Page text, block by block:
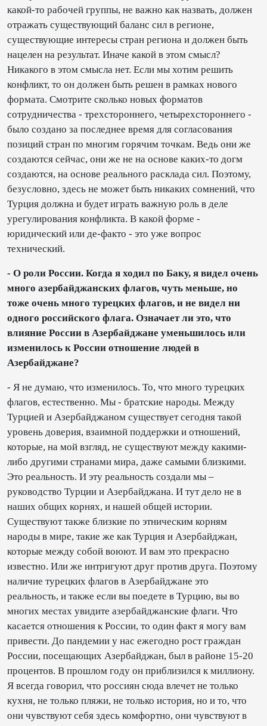
какой-то рабочей группы, не важно как назвать, должен
отражать существующий баланс сил в регионе,
существующие интересы стран региона и должен быть
нацелен на результат. Иначе какой в этом смысл?
Никакого в этом смысла нет. Если мы хотим решить
конфликт, то он должен быть решен в рамках нового
формата. Смотрите сколько новых форматов
сотрудничества - трехстороннего, четырехстороннего -
было создано за последнее время для согласования
позиций стран по многим горячим точкам. Ведь они же
создаются сейчас, они же не на основе каких-то догм
создаются, на основе реального расклада сил. Поэтому,
безусловно, здесь не может быть никаких сомнений, что
Турция должна и будет играть важную роль в деле
урегулирования конфликта. В какой форме -
юридический или де-факто - это уже вопрос
технический.
- О роли России. Когда я ходил по Баку, я видел очень
много азербайджанских флагов, чуть меньше, но
тоже очень много турецких флагов, и не видел ни
одного российского флага. Означает ли это, что
влияние России в Азербайджане уменьшилось или
изменилось к России отношение людей в
Азербайджане?
- Я не думаю, что изменилось. То, что много турецких
флагов, естественно. Мы - братские народы. Между
Турцией и Азербайджаном существует сегодня такой
уровень доверия, взаимной поддержки и отношений,
которые, на мой взгляд, не существуют между какими-
либо другими странами мира, даже самыми близкими.
Это реальность. И эту реальность создали мы –
руководство Турции и Азербайджана. И тут дело не в
наших общих корнях, и нашей общей истории.
Существуют также близкие по этническим корням
народы в мире, такие же как Турция и Азербайджан,
которые между собой воюют. И вам это прекрасно
известно. Или же интригуют друг против друга. Поэтому
наличие турецких флагов в Азербайджане это
реальность, и также если вы поедете в Турцию, вы во
многих местах увидите азербайджанские флаги. Что
касается отношения к России, то один факт я могу вам
привести. До пандемии у нас ежегодно рост граждан
России, посещающих Азербайджан, был в районе 15-20
процентов. В прошлом году он приблизился к миллиону.
Я всегда говорил, что россиян сюда влечет не только
кухня, не только пляжи, не только история, но и то, что
они чувствуют себя здесь комфортно, они чувствуют в